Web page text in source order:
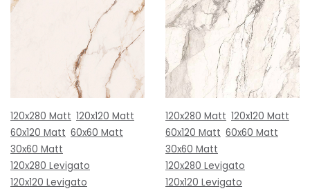
120x280 Matt 120x120 Matt
60x120 Matt 60x60 Matt
30x60 Matt
120x280 Levigato
120x120 Levigato
120x280 Matt 120x120 Matt
60x120 Matt 60x60 Matt
30x60 Matt
120x280 Levigato
120x120 Levigato